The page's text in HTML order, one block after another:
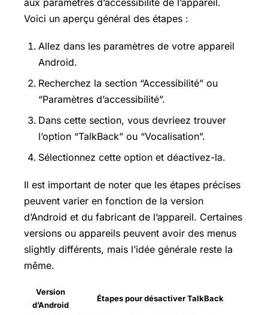
aux paramètres d’accessibilité de l’appareil.
Voici un aperçu général des étapes :
Allez dans les paramètres de votre appareil
Android.
Recherchez la section “Accessibilité” ou
“Paramètres d’accessibilité”.
Dans cette section, vous devrieez trouver
l’option “TalkBack” ou “Vocalisation”.
Sélectionnez cette option et déactivez-la.
Il est important de noter que les étapes précises
peuvent varier en fonction de la version
d’Android et du fabricant de l’appareil. Certaines
versions ou appareils peuvent avoir des menus
slightly différents, mais l’idée générale reste la
même.
Version
d’Android
Étapes pour désactiver TalkBack